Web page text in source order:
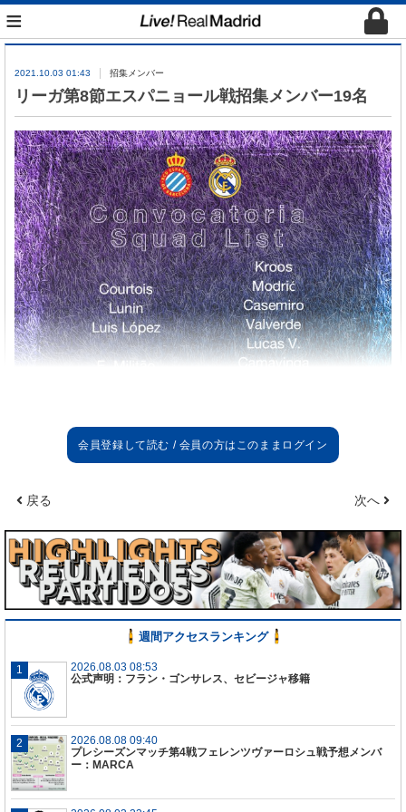
≡
2021.10.03 01:43 招集メンバー
リーガ第8節エスパニョール戦招集メンバー19名
戻る 次へ
週間アクセスランキング
2026.08.03 08:53
公式声明：フラン・ゴンサレス、セビージャ移籍
2026.08.08 09:40
プレシーズンマッチ第4戦フェレンツヴァーロシュ戦予想メンバ
ー：MARCA